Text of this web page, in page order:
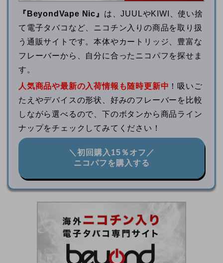
『BeyondVape Nic』 は、JUULやKIWI、使い捨
て電子タバコなど、ニコチン入りの商品を取り扱
う通販サイトです。本体やカートリッジ、豊富な
フレーバーから、自分に合ったニコパフを探せま
す。
人気商品や最新の入荷情報も随時更新中 ！吸いご
たえやデバイスの形状、好みのフレーバーを比較
しながら選べるので、下のボタンから商品ライン
ナップをチェックしてみてください！
＼初回購入15％オフ／
ニコパフを購入する